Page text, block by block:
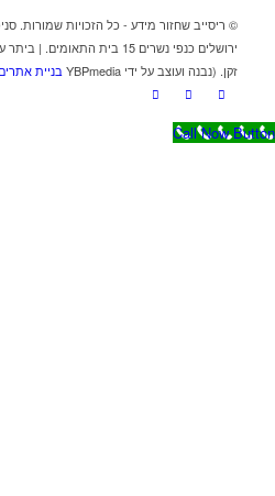
© ריסייב שחזור מידע - כל הזכויות שמורות.
זקן. (נבנה ועוצב על ידי YBPmedia
בניית אתרים
Call Now Button